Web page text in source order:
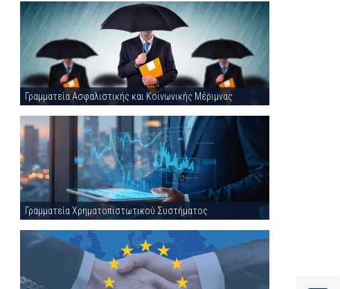
Γραμματεία Ασφαλιστικής και Κοινωνικής Μέριμνας
Γραμματεία Χρηματοπιστωτικού Συστήματος